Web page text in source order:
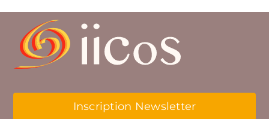
Inscription Newsletter